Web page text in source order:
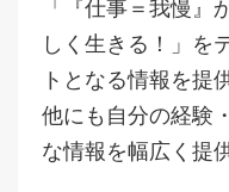
「『仕事＝我慢』
しく生きる！」を
トとなる情報を提
他にも自分の経験
な情報を幅広く提